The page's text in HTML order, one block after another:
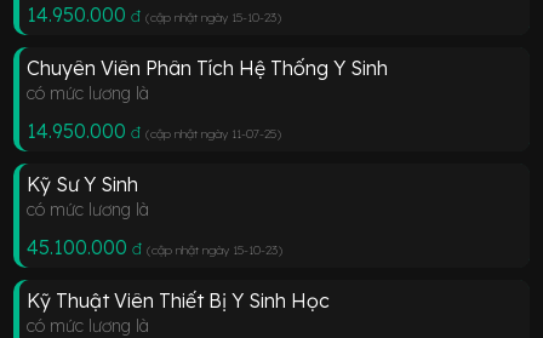
14.950.000 đ (cập nhật ngày 15-10-23)
Chuyên Viên Phân Tích Hệ Thống Y Sinh
có mức lương là
14.950.000 đ (cập nhật ngày 11-07-25)
Kỹ Sư Y Sinh
có mức lương là
45.100.000 đ (cập nhật ngày 15-10-23)
Kỹ Thuật Viên Thiết Bị Y Sinh Học
có mức lương là